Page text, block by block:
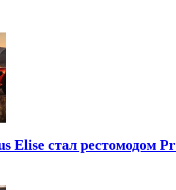
Elise стал рестомодом